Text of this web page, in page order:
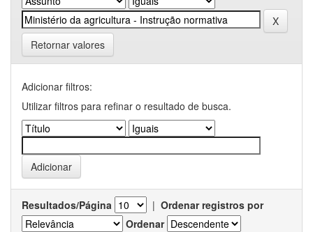
Retornar valores
Adicionar filtros:
Utilizar filtros para refinar o resultado de busca.
Resultados/Página | Ordenar registros por
Ordenar